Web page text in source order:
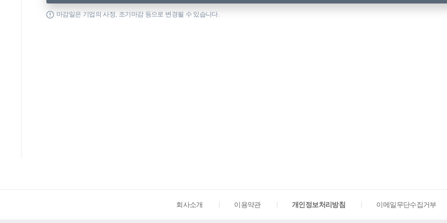
마감일은 기업의 사정, 조기마감 등으로 변경될 수 있습니다.
회사소개 이용약관 개인정보처리방침 이메일무단수집거부